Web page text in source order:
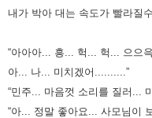
내가 박아 대는 속도가 빨라질
“아아아... 흥... 헉... 헉... 으으
아... 나... 미치겠어..........”
“민주... 마음껏 소리를 질러...
“아... 정말 좋아요... 사모님이